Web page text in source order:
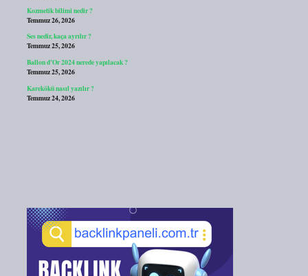
Kozmetik bilimi nedir ?
Temmuz 26, 2026
Ses nedir, kaça ayrılır ?
Temmuz 25, 2026
Ballon d’Or 2024 nerede yapılacak ?
Temmuz 25, 2026
Karekökü nasıl yazılır ?
Temmuz 24, 2026